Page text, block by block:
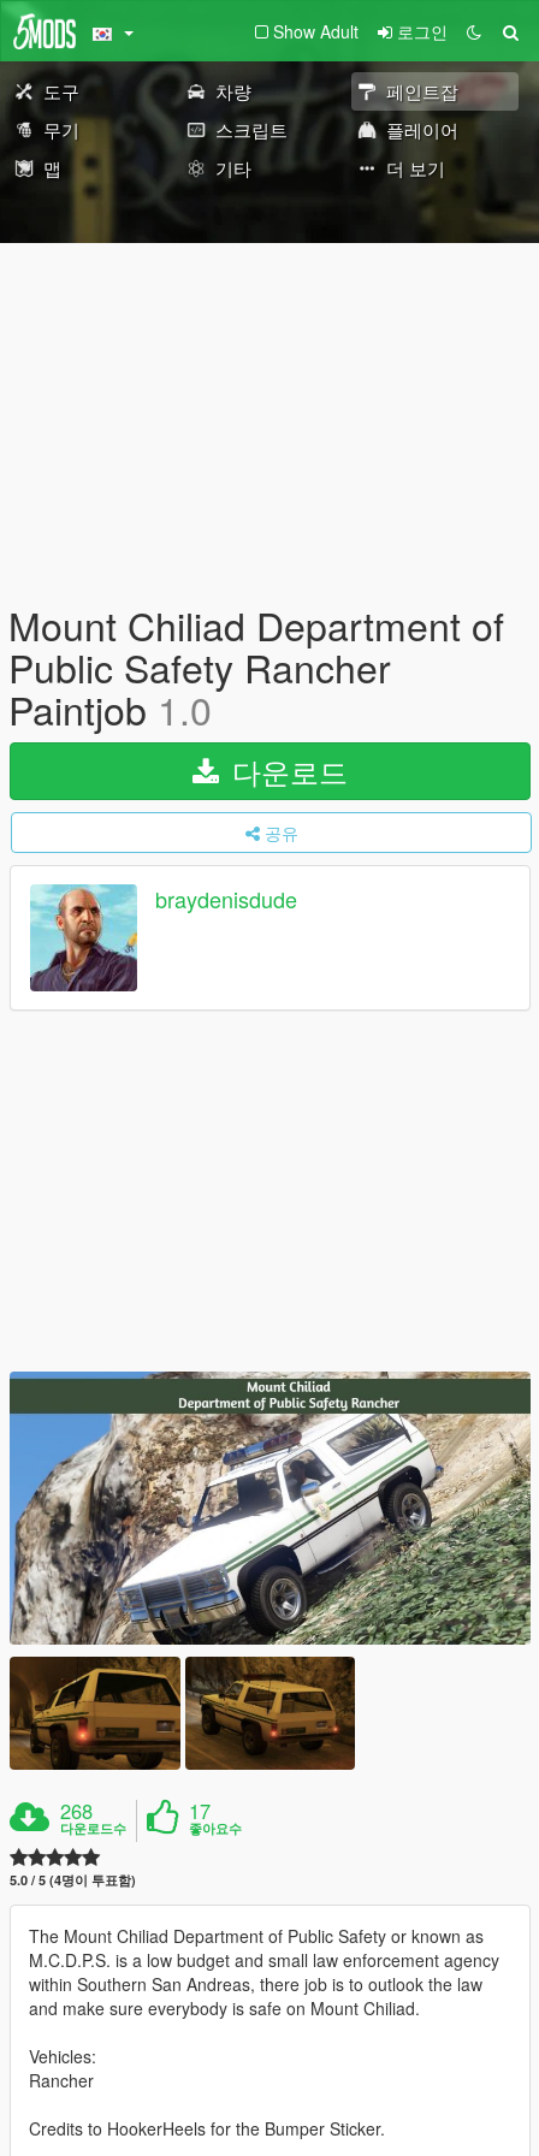
Show Adult 로그인
도구 차량
페인트잡
무기
스크립트
플레이어
맵
기타 더 보기
Mount Chiliad Department of
Public Safety Rancher
Paintjob 1.0
다운로드
공유
braydenisdude
268
다운로드수
17
좋아요수
5.0 / 5 (4명이 투표함)
The Mount Chiliad Department of Public Safety or known as
M.C.D.P.S. is a low budget and small law enforcement agency
within Southern San Andreas, there job is to outlook the law
and make sure everybody is safe on Mount Chiliad.
Vehicles:
Rancher
Credits to HookerHeels for the Bumper Sticker.